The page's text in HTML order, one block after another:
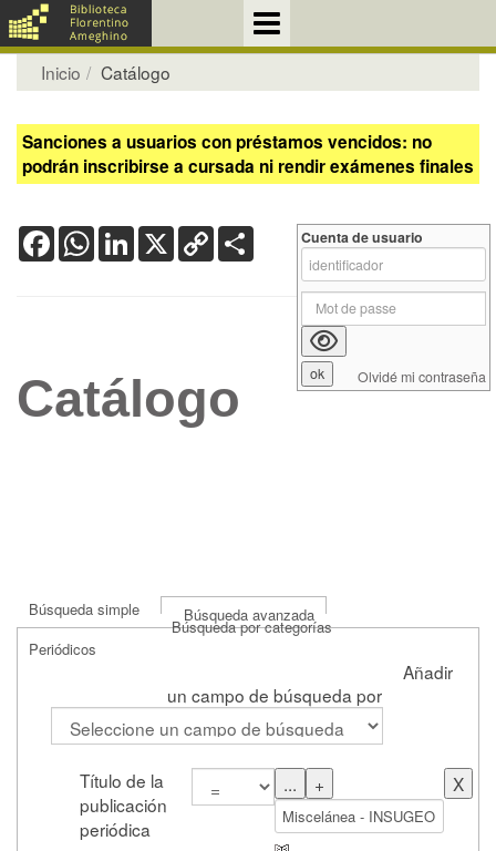
Inicio Catálogo
Sanciones a usuarios con préstamos vencidos: no
podrán inscribirse a cursada ni rendir exámenes finales
FacebookWhatsApp
LinkedIn
X Copy
Link
Catálogo
Búsqueda simple Búsqueda avanzada
Búsqueda por categorías
Periódicos
Añadir
un campo de búsqueda por
Título de la
publicación
periódica
Cuenta de usuario
Olvidé mi contraseña